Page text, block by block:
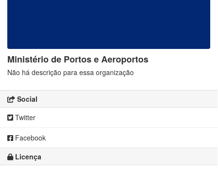
Ministério de Portos e Aeroportos
Não há descrição para essa organização
Social
Twitter
Facebook
Licença